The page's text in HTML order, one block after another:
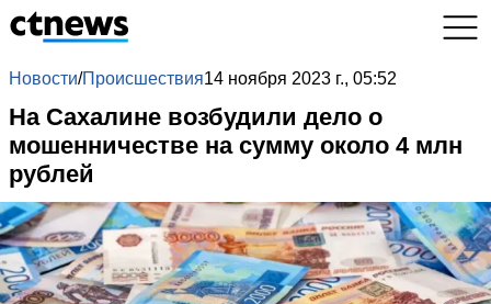
Новости/Происшествия14 ноября 2023 г., 05:52
На Сахалине возбудили дело о
мошенничестве на сумму около 4 млн
рублей